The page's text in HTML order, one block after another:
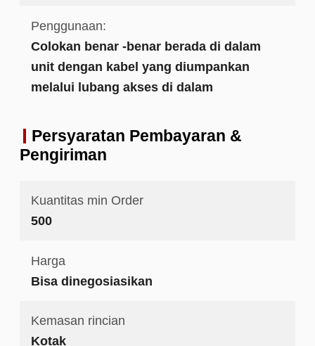
Penggunaan:
Colokan benar -benar berada di dalam
unit dengan kabel yang diumpankan
melalui lubang akses di dalam
Persyaratan Pembayaran &
Pengiriman
Kuantitas min Order
500
Harga
Bisa dinegosiasikan
Kemasan rincian
Kotak